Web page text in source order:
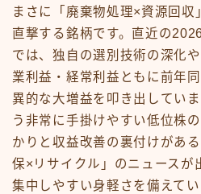
まさに「廃棄物処理×資源回収
直撃する銘柄です。直近の
では、独自の選別技術の深化
業利益・経常利益ともに前年
異的な大増益を叩き出してい
う非常に手掛けやすい低位株
かりと収益改善の裏付けがあ
保×リサイクル」のニュースが
集中しやすい身軽さを備えてい